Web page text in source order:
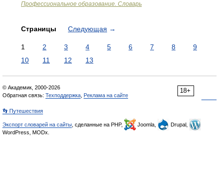
Профессиональное образование. Словарь
Страницы Следующая →
1 2 3 4 5 6 7 8
9
10
11 12 13
18+
© Академик, 2000-2026
Обратная связь: Техподдержка Реклама на сайте
👣 Путешествия
Экспорт словарей на сайты , сделанные на PHP, Joomla,
Drupal,
WordPress, MODx.